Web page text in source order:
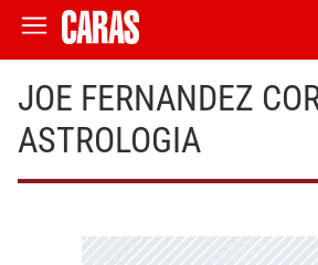
JOE FERNANDEZ
ASTROLOGIA